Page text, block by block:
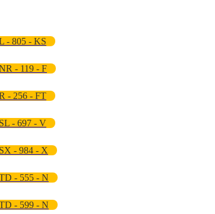
- 805 - KS
- 119 - F
- 256 - FT
SL - 697 - V
SX - 984 - X
- 555 - N
- 599 - N